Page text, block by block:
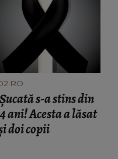
s-a stins din
ani! Acesta a lăsat
doi copii